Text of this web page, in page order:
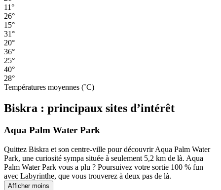
11°
26°
15°
31°
20°
36°
25°
40°
28°
Températures moyennes (˚C)
Biskra : principaux sites d’intérêt
Aqua Palm Water Park
Quittez Biskra et son centre-ville pour découvrir Aqua Palm Water
Park, une curiosité sympa située à seulement 5,2 km de là. Aqua
Palm Water Park vous a plu ? Poursuivez votre sortie 100 % fun
avec Labyrinthe, que vous trouverez à deux pas de là.
Afficher moins